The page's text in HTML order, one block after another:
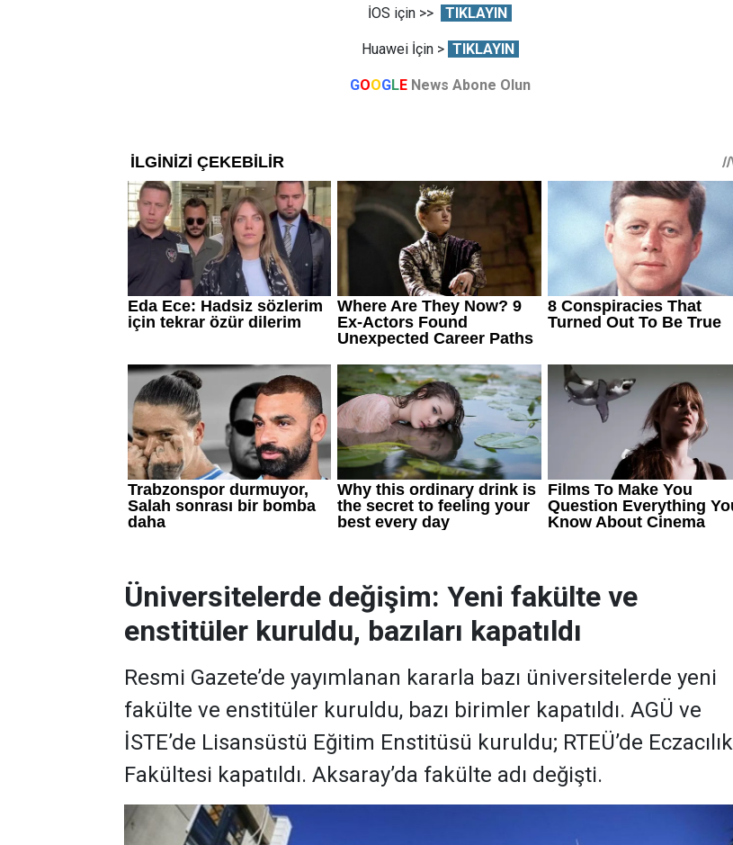
İOS için >> TIKLAYIN
Huawei İçin > TIKLAYIN
GOOGLE News Abone Olun
Üniversitelerde değişim: Yeni fakülte ve
enstitüler kuruldu, bazıları kapatıldı
Resmi Gazete’de yayımlanan kararla bazı üniversitelerde yeni
fakülte ve enstitüler kuruldu, bazı birimler kapatıldı. AGÜ ve
İSTE’de Lisansüstü Eğitim Enstitüsü kuruldu; RTEÜ’de Eczacılık
Fakültesi kapatıldı. Aksaray’da fakülte adı değişti.